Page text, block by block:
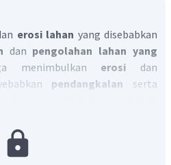
erosi lahan yang disebabkan
dan pengolahan lahan yang
menimbulkan erosi dan
pendangkalan serta
air